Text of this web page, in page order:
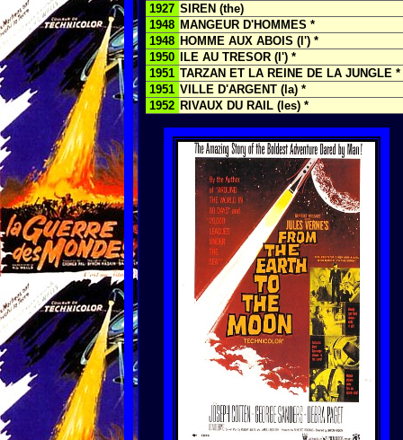
1927 SIREN (the)
1948 MANGEUR D'HOMMES *
1948 HOMME AUX ABOIS (l') *
1950
ILE AU TRESOR (l') *
1951 TARZAN ET LA REINE DE LA JUNGLE *
1951 VILLE D'ARGENT (la) *
1952 RIVAUX DU RAIL (les) *